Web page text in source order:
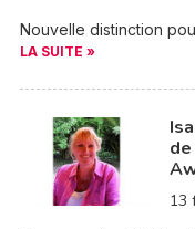
Nouvelle distinction
LA SUITE »
13